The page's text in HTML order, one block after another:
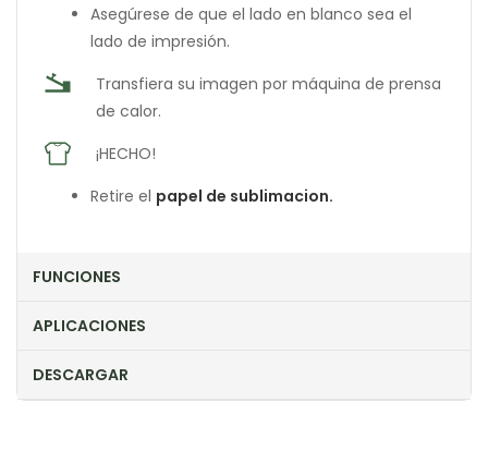
Asegúrese de que el lado en blanco sea el
lado de impresión.
Transfiera su imagen por máquina de prensa
de calor.
¡HECHO!
Retire el papel de sublimacion.
FUNCIONES
APLICACIONES
DESCARGAR